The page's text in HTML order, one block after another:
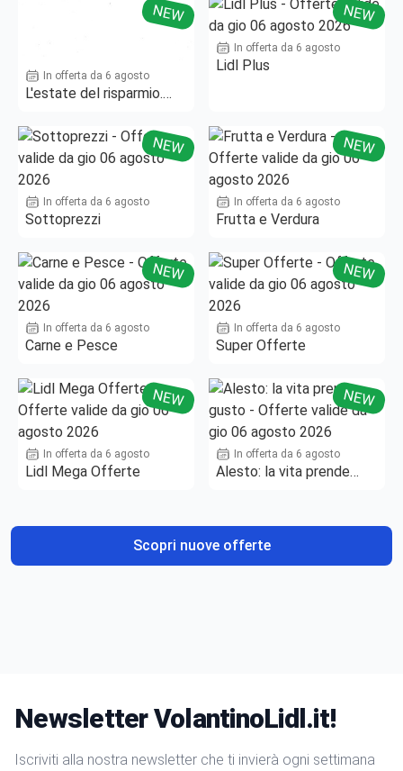
NEW
In offerta da 6 agosto
L'estate del risparmio.
NEW
In offerta da 6 agosto
Lidl Plus
NEW
In offerta da 6 agosto
Sottoprezzi
NEW
In offerta da 6 agosto
Frutta e Verdura
NEW
In offerta da 6 agosto
Carne e Pesce
NEW
In offerta da 6 agosto
Super Offerte
NEW
In offerta da 6 agosto
Lidl Mega Offerte
NEW
In offerta da 6 agosto
Alesto: la vita prende
Scopri nuove offerte
Newsletter VolantinoLidl.it!
Iscriviti alla nostra newsletter che ti invierà ogni settimana